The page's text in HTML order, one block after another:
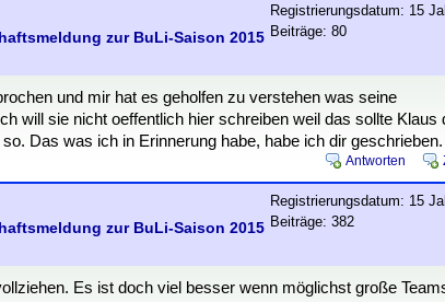
zur BuLi-Saison 2015
Registrierungsdatum: 15
Beiträge: 80
und mir hat es geholfen zu verstehen was seine
will sie nicht oeffentlich hier schreiben weil das sollte Klaus
Das was ich in Erinnerung habe, habe ich dir geschrieben.
Antworten
zur BuLi-Saison 2015
Registrierungsdatum: 15
Beiträge: 382
Es ist doch viel besser wenn möglichst große